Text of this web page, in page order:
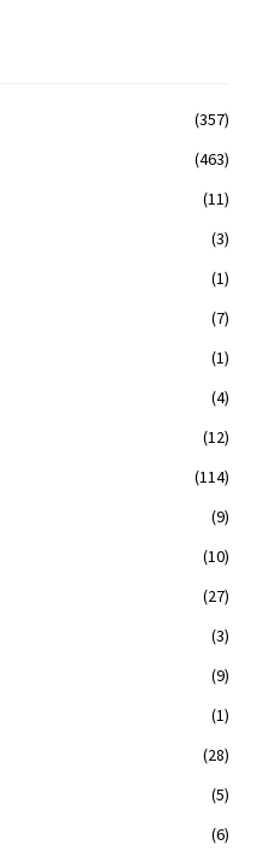
(357)
(463)
(11)
(3)
(1)
(7)
(1)
(4)
(12)
(114)
(9)
(10)
(27)
(3)
(9)
(1)
(28)
(5)
(6)